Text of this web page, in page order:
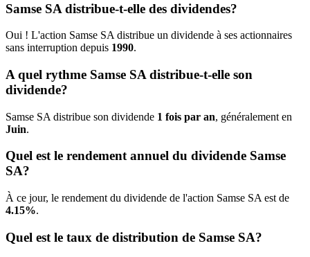
Samse SA distribue-t-elle des dividendes?
Oui ! L'action Samse SA distribue un dividende à ses actionnaires
sans interruption depuis 1990.
A quel rythme Samse SA distribue-t-elle son
dividende?
Samse SA distribue son dividende 1 fois par an, généralement en
Juin.
Quel est le rendement annuel du dividende Samse
SA?
À ce jour, le rendement du dividende de l'action Samse SA est de
4.15%.
Quel est le taux de distribution de Samse SA?